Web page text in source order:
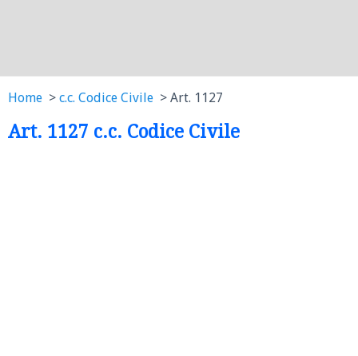
Home c.c. Codice Civile Art. 1127
Art. 1127 c.c. Codice Civile